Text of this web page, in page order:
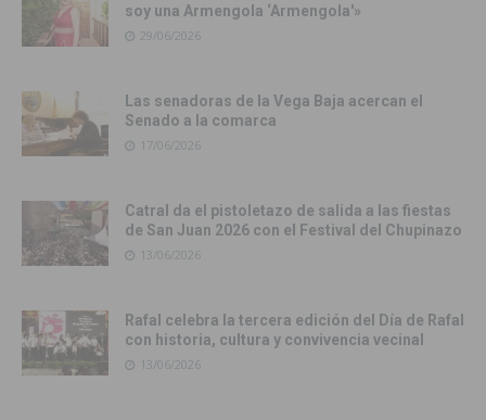
soy una Armengola ‘Armengola'»
29/06/2026
Las senadoras de la Vega Baja acercan el
Senado a la comarca
17/06/2026
Catral da el pistoletazo de salida a las fiestas
de San Juan 2026 con el Festival del Chupinazo
13/06/2026
Rafal celebra la tercera edición del Día de Rafal
con historia, cultura y convivencia vecinal
13/06/2026